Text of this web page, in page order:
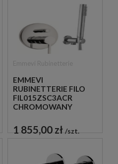
EMMEVI
RUBINETTERIE FILO
FIL015ZSC3ACR
CHROMOWANY
ZESTAW
PRYSZNICOWY
1 855,00 zł szt.